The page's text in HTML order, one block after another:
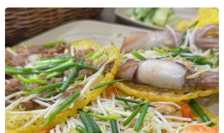
Các đối tượng tại sới bạc. (Ảnh: Mạnh Tú/Vietnam+)
Công an tỉnh Hải Dương vừa triệt phá một ổ
nhóm cờ bạc lớn, với các đối tượng đánh bạc là
người ngoài tỉnh, với quy mô lớn.